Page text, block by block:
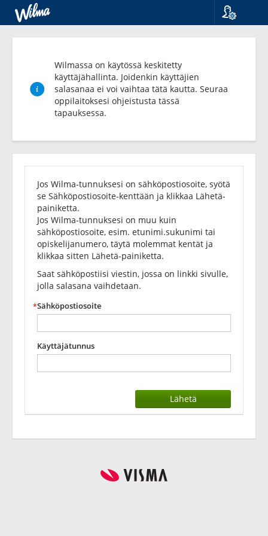
Wilmassa on käytössä keskitetty
käyttäjähallinta. Joidenkin käyttäjien
salasanaa ei voi vaihtaa tätä kautta. Seuraa
oppilaitoksesi ohjeistusta tässä
tapauksessa.
Unohditko
salasanasi?
Jos Wilma-tunnuksesi on sähköpostiosoite, syötä
se Sähköpostiosoite-kenttään ja klikkaa Lähetä-
painiketta.
Jos Wilma-tunnuksesi on muu kuin
sähköpostiosoite, esim. etunimi.sukunimi tai
opiskelijanumero, täytä molemmat kentät ja
klikkaa sitten Lähetä-painiketta.
Saat sähköpostiisi viestin, jossa on linkki sivulle,
jolla salasana vaihdetaan.
Sähköpostiosoite
Käyttäjätunnus